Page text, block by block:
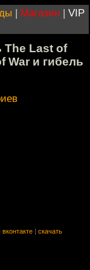
| Магазин | VIP
The Last of
War и гибель
вконтакте скачать